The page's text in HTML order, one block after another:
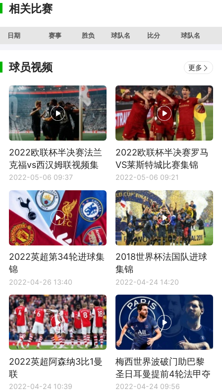
相关比赛
日期 赛事 胜负 球队名 比分 球队名
球员视频 更多
2022欧联杯半决赛法兰
克福vs西汉姆联视频集
锦
2022-05-06 09:37
2022欧联杯半决赛罗马
VS莱斯特城比赛集锦
2022-05-06 09:21
2022英超第34轮进球集
锦
2022-04-26 13:40
2018世界杯法国队进球
集锦
2022-04-24 14:20
2022英超阿森纳3比1曼
联
2022-04-24 10:39
梅西世界波破门助巴黎
圣日耳曼提前4轮法甲夺
冠
2022-04-24 09:56